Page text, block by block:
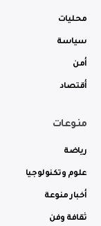
محليات
سياسة
أمن
أقتصاد
منوعات
رياضة
علوم وتكنولوجيا
أخبار منوعة
ثقافة وفن